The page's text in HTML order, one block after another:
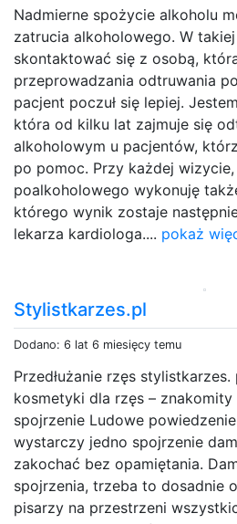
Nadmierne spożycie alkoholu
zatrucia alkoholowego. W
skontaktować się z osobą,
przeprowadzania odtruwania
pacjent poczuł się lepiej.
która od kilku lat zajmuje się
alkoholowym u pacjentów,
po pomoc. Przy każdej
poalkoholowego wykonuję
którego wynik zostaje
lekarza kardiologa.... pokaż
Stylistkarzes.pl
Dodano: 6 lat 6 miesięcy temu
Przedłużanie rzęs stylistkarzes.
kosmetyki dla rzęs –
spojrzenie Ludowe
wystarczy jedno spojrzenie
zakochać bez opamiętania.
spojrzenia, trzeba to dosadnie
pisarzy na przestrzeni